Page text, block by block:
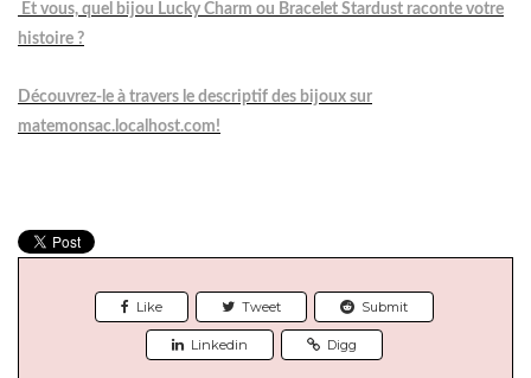
Et vous, quel bijou Lucky Charm ou Bracelet Stardust raconte votre
histoire ?
Découvrez-le à travers le descriptif des bijoux sur
matemonsac.localhost.com!
Like Tweet Submit
Linkedin Digg